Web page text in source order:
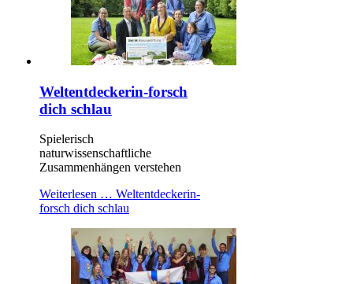
Weltentdeckerin-forsch
dich schlau
Spielerisch
naturwissenschaftliche
Zusammenhängen verstehen
Weiterlesen … Weltentdeckerin-
forsch dich schlau